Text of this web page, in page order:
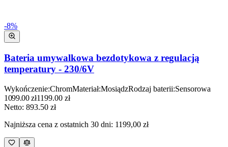
-8%
Bateria umywalkowa bezdotykowa z regulacją
temperatury - 230/6V
Wykończenie:ChromMateriał:MosiądzRodzaj baterii:Sensorowa
1099.00zł1199.00zł
Netto: 893.50 zł
Najniższa cena z ostatnich 30 dni: 1199,00 zł